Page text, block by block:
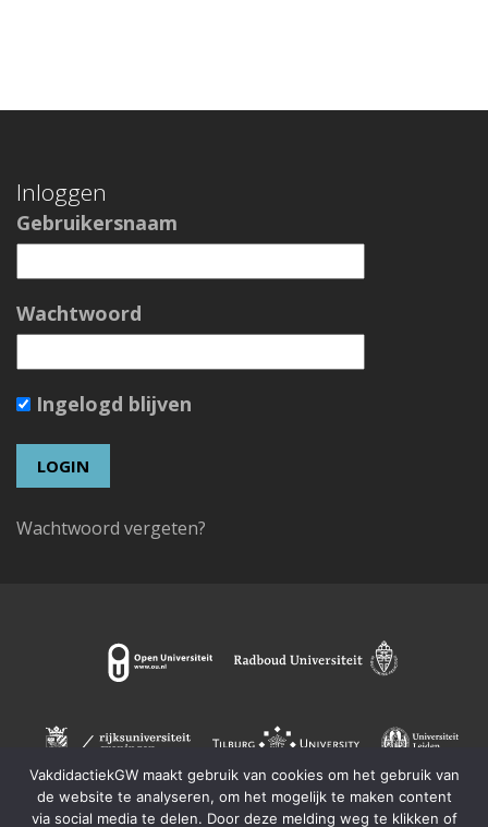
Inloggen
Gebruikersnaam
Wachtwoord
Ingelogd blijven
Wachtwoord vergeten?
VakdidactiekGW maakt gebruik van cookies om het gebruik van
de website te analyseren, om het mogelijk te maken content
via social media te delen. Door deze melding weg te klikken of